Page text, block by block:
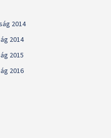
2014
2014
2015
2016